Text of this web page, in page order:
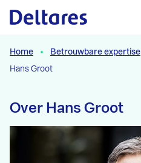
Naar hoofdcontent
Home Betrouwbare expertise
Hans Groot
Over Hans Groot